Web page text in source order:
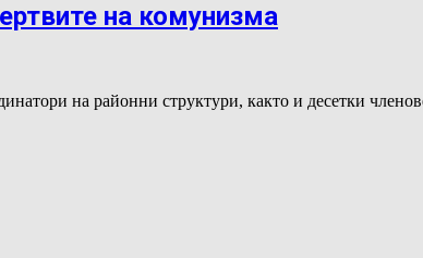
на комунизма
на районни структури, както и десетки